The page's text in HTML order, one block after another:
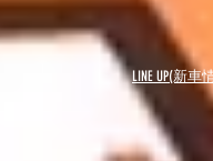
LINE UP(新車